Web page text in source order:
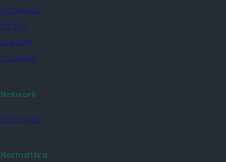
Facebook
TikTok
Linkedin
YouTube
Network
il Giornale
Normativa